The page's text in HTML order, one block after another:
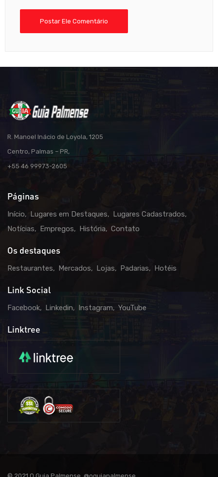
R. Manoel Inácio de Loyola, 1205
Centro, Palmas – PR,
+55 46 99973-2605
Páginas
Início Lugares em Destaques
Lugares Cadastrados
Notícias
Empregos História Contato
Os destaques
Restaurantes Mercados Lojas Padarias Hotéis
Link Social
Facebook Linkedin Instagram YouTube
Linktree